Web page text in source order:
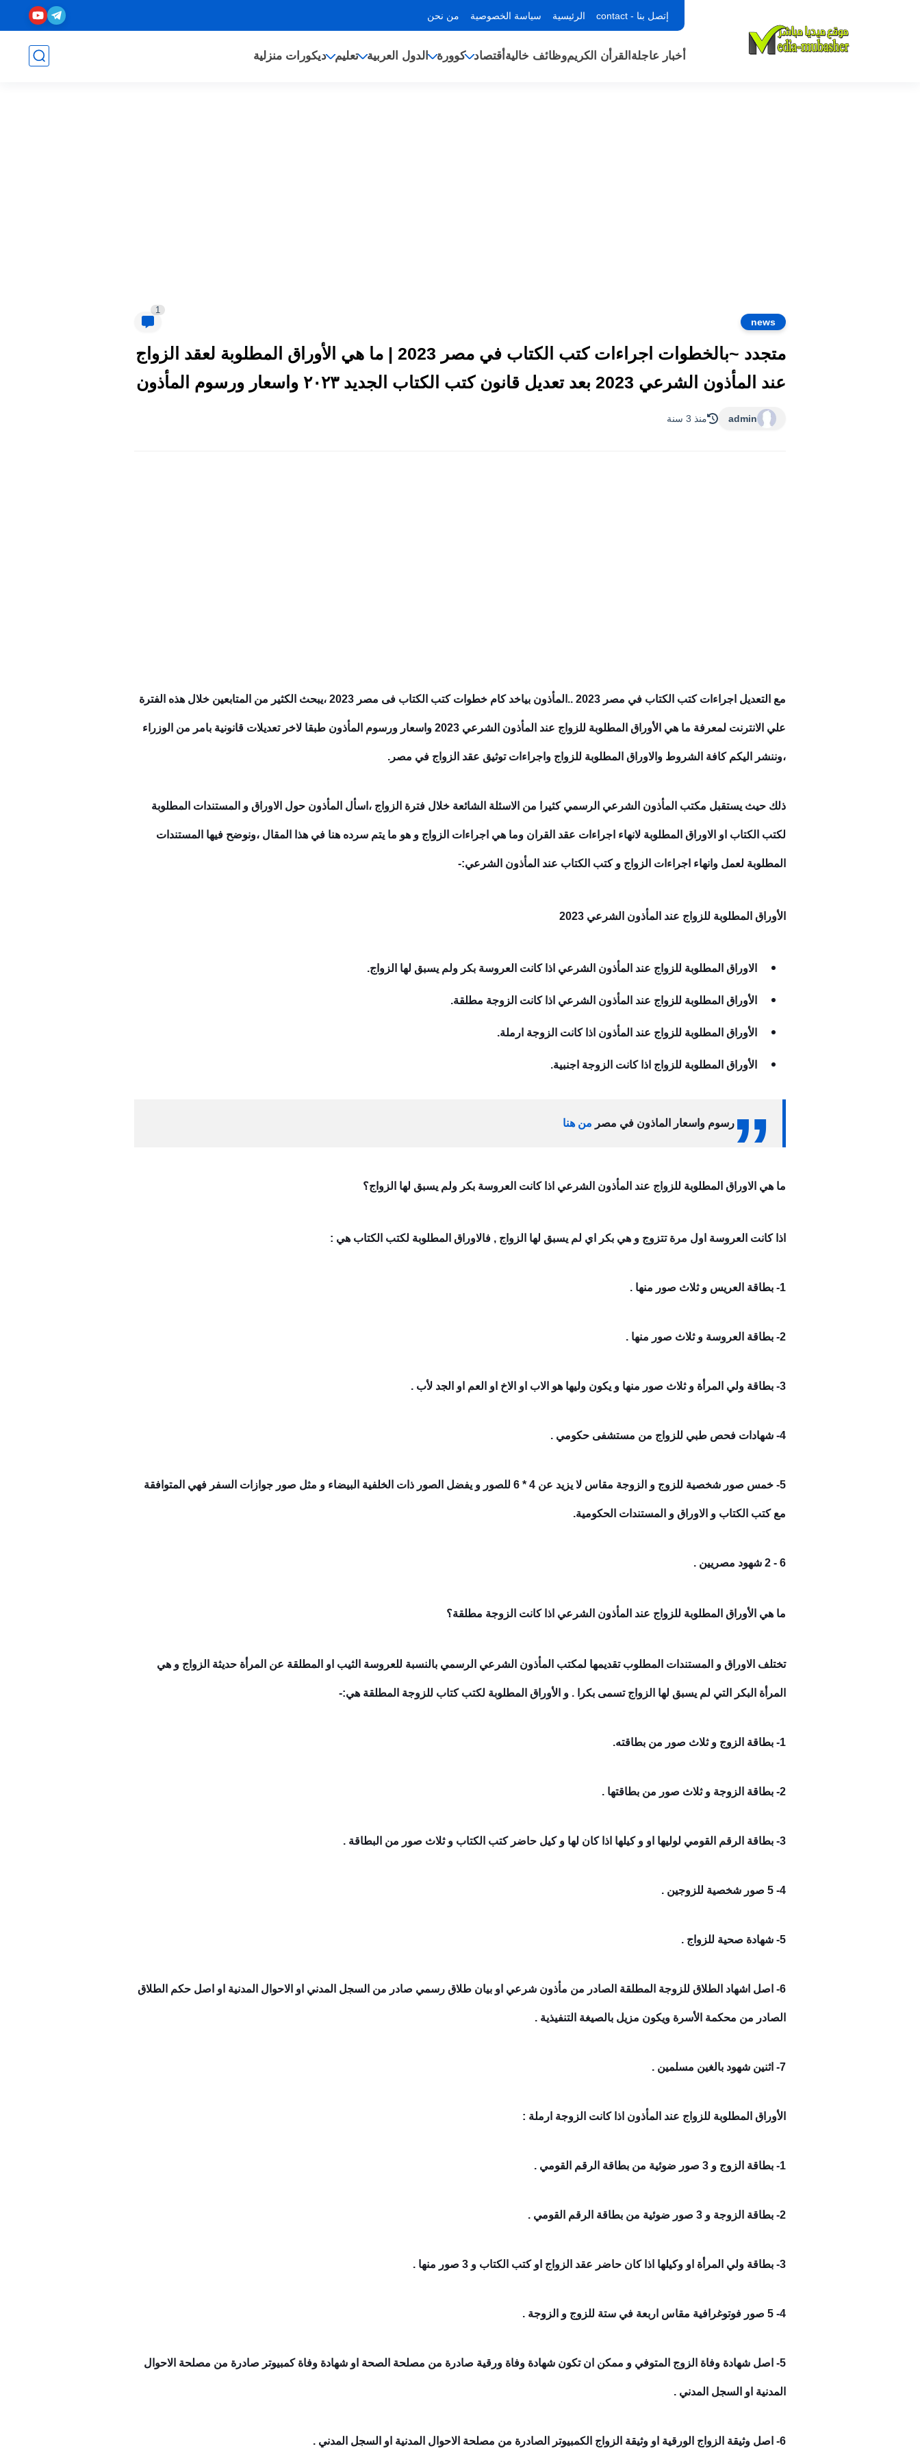
إتصل بنا - contact الرئيسية سياسة الخصوصية من نحن
أخبار عاجلة القرأن الكريموظائف خالية أقتصاد كوورة الدول العربية تعليم ديكورات منزلية
news
1
متجدد ~بالخطوات اجراءات كتب الكتاب في مصر 2023 | ما هي الأوراق المطلوبة لعقد الزواج
عند المأذون الشرعي 2023 بعد تعديل قانون كتب الكتاب الجديد ٢٠٢٣ واسعار ورسوم المأذون
admin منذ 3 سنة
مع التعديل اجراءات كتب الكتاب في مصر 2023 ..المأذون بياخد كام خطوات كتب الكتاب فى مصر 2023 ،يبحث الكثير من المتابعين خلال هذه الفترة
علي الانترنت لمعرفة ما هي الأوراق المطلوبة للزواج عند المأذون الشرعي 2023 واسعار ورسوم المأذون طبقا لاخر تعديلات قانونية بامر من الوزراء
،وننشر اليكم كافة الشروط والاوراق المطلوبة للزواج واجراءات توثيق عقد الزواج في مصر.
ذلك حيث يستقبل مكتب المأذون الشرعي الرسمي كثيرا من الاسئلة الشائعة خلال فترة الزواج ،اسأل المأذون حول الاوراق و المستندات المطلوبة
لكتب الكتاب او الاوراق المطلوبة لانهاء اجراءات عقد القران وما هي اجراءات الزواج و هو ما يتم سرده هنا في هذا المقال ،ونوضح فيها المستندات
المطلوبة لعمل وانهاء اجراءات الزواج و كتب الكتاب عند المأذون الشرعي:-
الأوراق المطلوبة للزواج عند المأذون الشرعي 2023
الاوراق المطلوبة للزواج عند المأذون الشرعي اذا كانت العروسة بكر ولم يسبق لها الزواج.
الأوراق المطلوبة للزواج عند المأذون الشرعي اذا كانت الزوجة مطلقة.
الأوراق المطلوبة للزواج عند المأذون اذا كانت الزوجة ارملة.
الأوراق المطلوبة للزواج اذا كانت الزوجة اجنبية.
رسوم واسعار الماذون في مصر من هنا
ما هي الاوراق المطلوبة للزواج عند المأذون الشرعي اذا كانت العروسة بكر ولم يسبق لها الزواج؟
اذا كانت العروسة اول مرة تتزوج و هي بكر اي لم يسبق لها الزواج , فالاوراق المطلوبة لكتب الكتاب هي :
1- بطاقة العريس و ثلاث صور منها .
2- بطاقة العروسة و ثلاث صور منها .
3- بطاقة ولي المرأة و ثلاث صور منها و يكون وليها هو الاب او الاخ او العم او الجد لأب .
4- شهادات فحص طبي للزواج من مستشفى حكومي .
5- خمس صور شخصية للزوج و الزوجة مقاس لا يزيد عن 4 * 6 للصور و يفضل الصور ذات الخلفية البيضاء و مثل صور جوازات السفر فهي المتوافقة
مع كتب الكتاب و الاوراق و المستندات الحكومية.
6 - 2 شهود مصريين .
ما هي الأوراق المطلوبة للزواج عند المأذون الشرعي اذا كانت الزوجة مطلقة؟
تختلف الاوراق و المستندات المطلوب تقديمها لمكتب المأذون الشرعي الرسمي بالنسبة للعروسة الثيب او المطلقة عن المرأة حديثة الزواج و هي
المرأة البكر التي لم يسبق لها الزواج تسمى بكرا . و الأوراق المطلوبة لكتب كتاب للزوجة المطلقة هي:-
1- بطاقة الزوج و ثلاث صور من بطاقته.
2- بطاقة الزوجة و ثلاث صور من بطاقتها .
3- بطاقة الرقم القومي لوليها او و كيلها اذا كان لها و كيل حاضر كتب الكتاب و ثلاث صور من البطاقة .
4- 5 صور شخصية للزوجين .
5- شهادة صحية للزواج .
6- اصل اشهاد الطلاق للزوجة المطلقة الصادر من مأذون شرعي او بيان طلاق رسمي صادر من السجل المدني او الاحوال المدنية او اصل حكم الطلاق
الصادر من محكمة الأسرة ويكون مزيل بالصيغة التنفيذية .
7- اثنين شهود بالغين مسلمين .
الأوراق المطلوبة للزواج عند المأذون اذا كانت الزوجة ارملة :
1- بطاقة الزوج و 3 صور ضوئية من بطاقة الرقم القومي .
2- بطاقة الزوجة و 3 صور ضوئية من بطاقة الرقم القومي .
3- بطاقة ولي المرأة او وكيلها اذا كان حاضر عقد الزواج او كتب الكتاب و 3 صور منها .
4- 5 صور فوتوغرافية مقاس اربعة في ستة للزوج و الزوجة .
5- اصل شهادة وفاة الزوج المتوفي و ممكن ان تكون شهادة وفاة ورقية صادرة من مصلحة الصحة او شهادة وفاة كمبيوتر صادرة من مصلحة الاحوال
المدنية او السجل المدني .
6- اصل وثيقة الزواج الورقية او وثيقة الزواج الكمبيوتر الصادرة من مصلحة الاحوال المدنية او السجل المدني .